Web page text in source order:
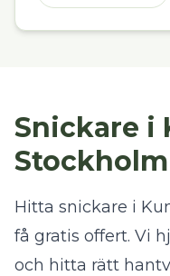
Snickare i
Stockholm
Hitta snickare i
få gratis offert. Vi
och hitta rätt